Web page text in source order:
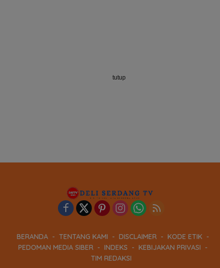
BERANDA TENTANG KAMI DISCLAIMER
KODE ETIK
PEDOMAN MEDIA SIBER
INDEKS
KEBIJAKAN PRIVASI
TIM REDAKSI
tutup